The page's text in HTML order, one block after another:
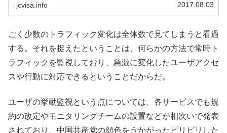
jcvisa.info 2017.08.03
ごく少数のトラフィック変化は全体数で見てしまうと看過
する。それを捉えたということは、何らかの方法で常時ト
ラフィックを監視しており、急激に変化したユーザアクセ
スや行動に対応できるということだからだ。
ユーザの挙動監視という点については、各サービスでも規
約の改定やモニタリングチームの設置などが相次いで発表
されており、中国共産党の顔色をうかがったピリピリした